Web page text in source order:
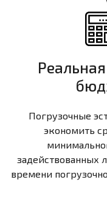
Погрузочные
экономить
задействованных
времени